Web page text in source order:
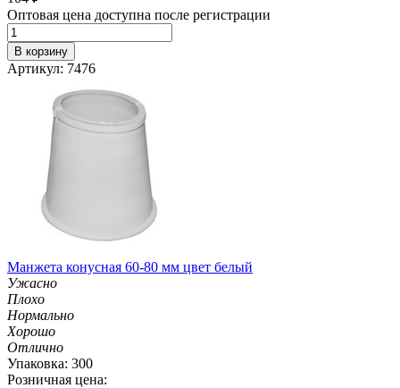
Оптовая цена доступна после регистрации
В корзину
Артикул: 7476
Манжета конусная 60-80 мм цвет белый
Ужасно
Плохо
Нормально
Хорошо
Отлично
Упаковка: 300
Розничная цена: